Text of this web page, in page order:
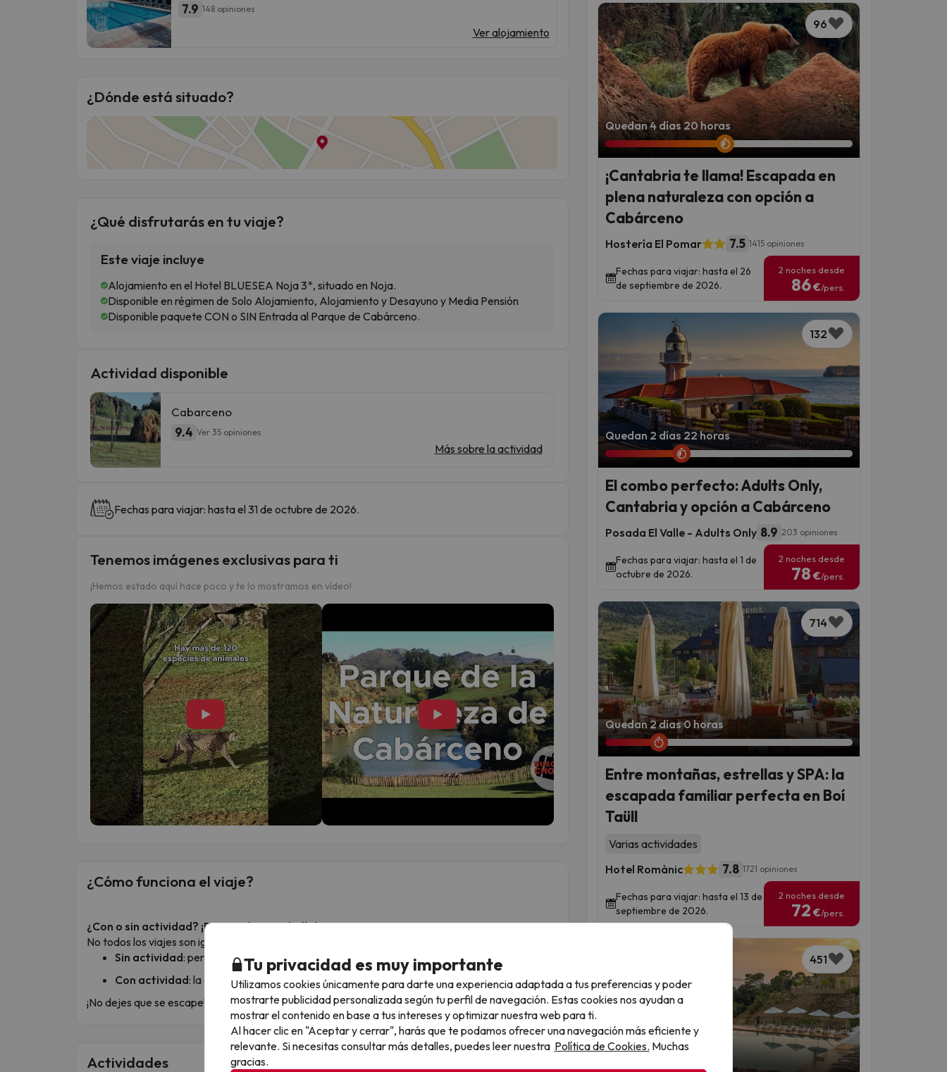
7.9 148 opiniones
Ver alojamiento
¿Dónde está situado?
¿Qué disfrutarás en tu viaje?
Este viaje incluye
Alojamiento en el Hotel BLUESEA Noja 3*, situado en Noja.
Disponible en régimen de Solo Alojamiento, Alojamiento y Desayuno y Media Pensión
Disponible paquete CON o SIN Entrada al Parque de Cabárceno.
Actividad disponible
Cabarceno
9.4 Ver 35 opiniones
Más sobre la actividad
Fechas para viajar: hasta el 31 de octubre de 2026.
Tenemos imágenes exclusivas para ti
¡Hemos estado aquí hace poco y te lo mostramos en vídeo!
▶ ▶
¿Cómo funciona el viaje?
¿Con o sin actividad? ¡Personaliza tu chollo!
No todos los viajes son iguales, por eso te ofrecemos dos maneras de descubrir este destino:
Sin actividad: perfecto si quieres recorrer el destino a tu aire.
Con actividad: la opción ideal si quieres llevar algo más planificado tu viaje.
¡No dejes que se escape! Elige tu opción ideal y prepárate para disfrutar.
Actividades
96
Quedan 4 días 20 horas
¡Cantabria te llama! Escapada en
plena naturaleza con opción a
Cabárceno
Hostería El Pomar 7.5 1415 opiniones
Fechas para viajar: hasta el 26
de septiembre de 2026.
2 noches desde
86€/pers.
132
Quedan 2 días 22 horas
El combo perfecto: Adults Only,
Cantabria y opción a Cabárceno
Posada El Valle - Adults Only 8.9 203 opiniones
Fechas para viajar: hasta el 1 de
octubre de 2026.
2 noches desde
78 €/pers.
714
Quedan 2 días 0 horas
Entre montañas, estrellas y SPA: la
escapada familiar perfecta en Boí
Taüll
Varias actividades
Hotel Romànic
7.8 1721 opiniones
Fechas para viajar: hasta el 13 de
septiembre de 2026.
2 noches desde
72 €/pers.
451
Tu privacidad es muy importante
Utilizamos cookies únicamente para darte una experiencia adaptada a tus preferencias y poder
mostrarte publicidad personalizada según tu perfil de navegación. Estas cookies nos ayudan a
mostrar el contenido en base a tus intereses y optimizar nuestra web para ti.
Al hacer clic en "Aceptar y cerrar", harás que te podamos ofrecer una navegación más eficiente y
relevante. Si necesitas consultar más detalles, puedes leer nuestra Política de Cookies. Muchas
gracias.